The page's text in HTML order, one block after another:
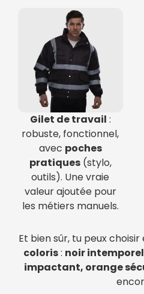
Gilet de travail :
robuste, fonctionnel,
avec poches
pratiques(stylo,
outils). Une vraie
valeur ajoutée pour
les métiers manuels.
Et bien sûr, tu peux
coloris: noir
impactant, orange